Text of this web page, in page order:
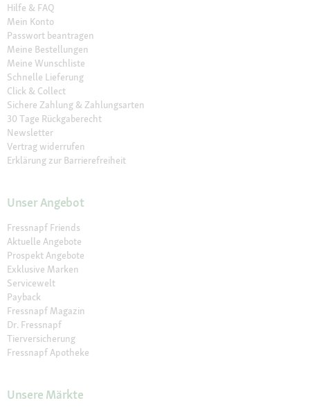
Hilfe & FAQ
Mein Konto
Passwort beantragen
Meine Bestellungen
Meine Wunschliste
Schnelle Lieferung
Click & Collect
Sichere Zahlung & Zahlungsarten
30 Tage Rückgaberecht
Newsletter
Vertrag widerrufen
Erklärung zur Barrierefreiheit
Unser Angebot
Fressnapf Friends
Aktuelle Angebote
Prospekt Angebote
Exklusive Marken
Servicewelt
Payback
Fressnapf Magazin
Dr. Fressnapf
Tierversicherung
Fressnapf Apotheke
Unsere Märkte